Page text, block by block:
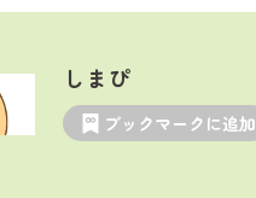
しまぴ
ブックマークに追加